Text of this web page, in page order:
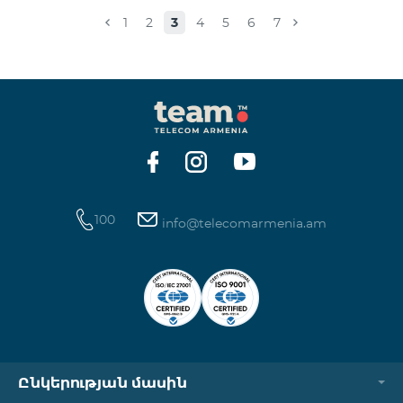
Իսակովի պողոտա 3/7 09:00-18:00 09:00-18:00
Ավանեսովի 8/1-2 10:00-23:00 09:00-18:00 09:00-18:00
Արշակունյաց պողոտա 34/3 09:00-18:00 10:00-23:00
10:00-23:00 Արտաշիսյան փողոց 85/14 09:00-18:00 0
1 2 3 4 5 6 7
100 info@telecomarmenia.am
Ընկերության մասին